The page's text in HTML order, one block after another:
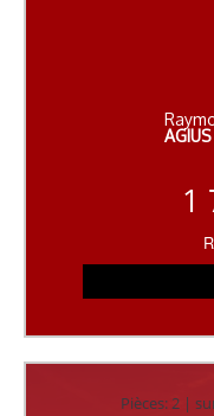
AGIUS
1
Pièces: 2 |